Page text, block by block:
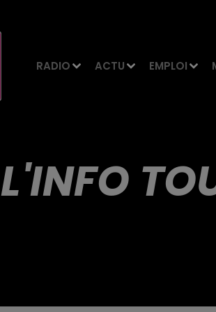
RADIO ACTU EMPLOI
L'INFO